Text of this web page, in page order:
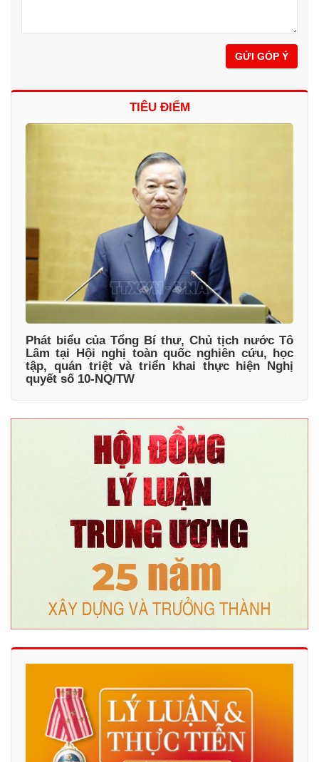
GỬI GÓP Ý
TIÊU ĐIỂM
Phát biểu của Tổng Bí thư, Chủ tịch nước Tô
Lâm tại Hội nghị toàn quốc nghiên cứu, học
tập, quán triệt và triển khai thực hiện Nghị
quyết số 10-NQ/TW